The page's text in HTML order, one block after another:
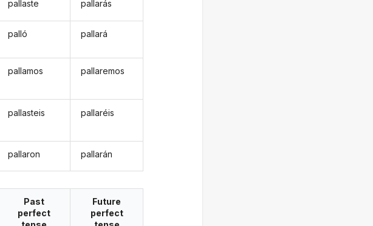
pallaste
palló
pallamos
pallasteis
pallaron
pallarás
pallará
pallaremos
pallaréis
pallarán
Past
perfect
Future
perfect